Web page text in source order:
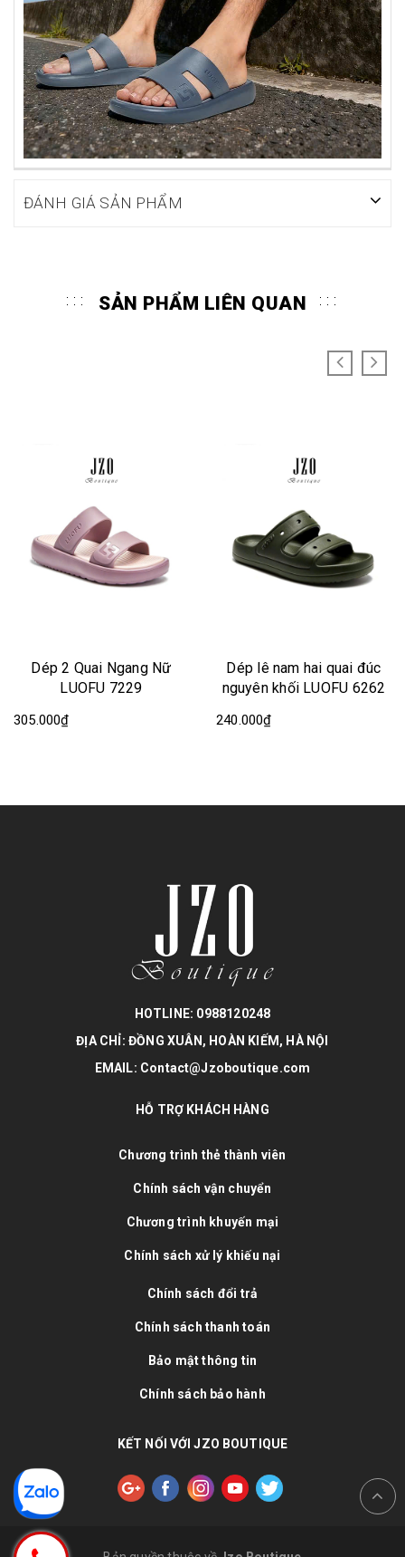
ĐÁNH GIÁ SẢN PHẨM
SẢN PHẨM LIÊN QUAN
Dép 2 Quai Ngang Nữ
LUOFU 7229
305.000₫
Dép lê nam hai quai đúc
nguyên khối LUOFU 6262
240.000₫
HOTLINE: 0988120248
ĐỊA CHỈ: ĐỒNG XUÂN, HOÀN KIẾM, HÀ NỘI
EMAIL: Contact@Jzoboutique.com
HỖ TRỢ KHÁCH HÀNG
Chương trình thẻ thành viên
Chính sách vận chuyển
Chương trình khuyến mại
Chính sách xử lý khiếu nại
Chính sách đổi trả
Chính sách thanh toán
Bảo mật thông tin
Chính sách bảo hành
KẾT NỐI VỚI JZO BOUTIQUE